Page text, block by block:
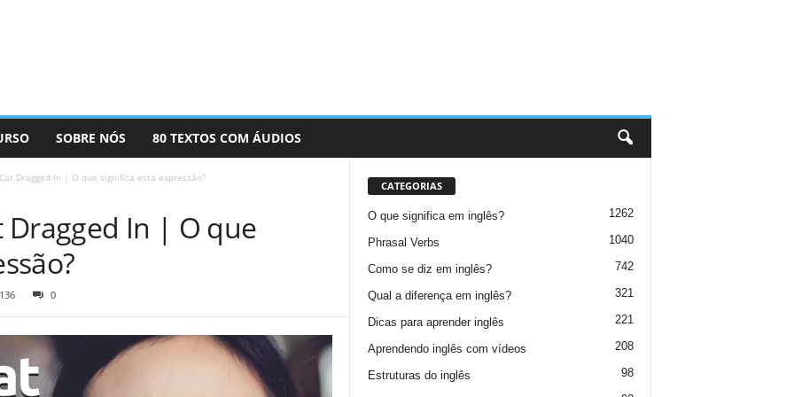
SOBRE NÓS 80 TEXTOS COM ÁUDIOS
Dragged In | O que significa esta expressão?
Dragged In | O que
0
CATEGORIAS
O que significa em inglês? 1262
Phrasal Verbs 1040
Como se diz em inglês? 742
Qual a diferença em inglês? 321
Dicas para aprender inglês 221
Aprendendo inglês com vídeos 208
Estruturas do inglês 98